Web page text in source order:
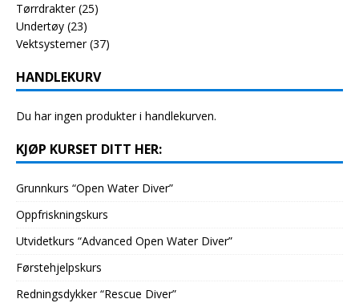
Tørrdrakter (25)
Undertøy (23)
Vektsystemer (37)
HANDLEKURV
Du har ingen produkter i handlekurven.
KJØP KURSET DITT HER:
Grunnkurs “Open Water Diver”
Oppfriskningskurs
Utvidetkurs “Advanced Open Water Diver”
Førstehjelpskurs
Redningsdykker “Rescue Diver”